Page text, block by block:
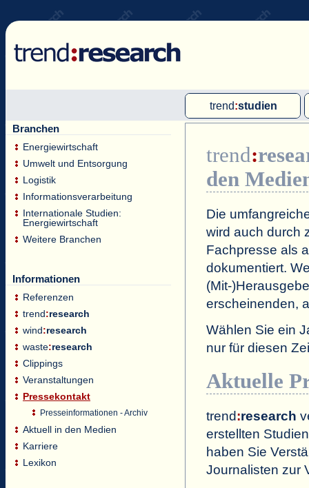
trend:studien
Single-Client-Studien
Internationale Markt Reports
Branchen
Energiewirtschaft
Umwelt und Entsorgung
Logistik
Informationsverarbeitung
Internationale Studien:
Energiewirtschaft
Weitere Branchen
Informationen
Referenzen
trend:research
wind:research
waste:research
Clippings
Veranstaltungen
Pressekontakt
Presseinformationen - Archiv
Aktuell in den Medien
Karriere
Lexikon
trend:
den
Die
wird auch durch
Fachpresse als
dokumentiert.
(Mit-
erscheinenden,
Wählen Sie ein
nur für diesen
Aktuelle
trend:research
erstellten
haben Sie
Journalisten zur